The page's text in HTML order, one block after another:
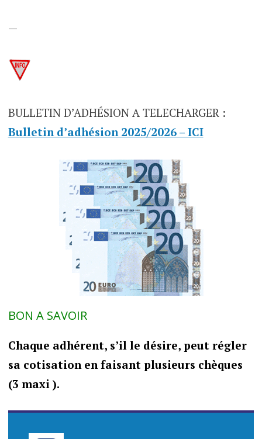
—
BULLETIN D’ADHÉSION A TELECHARGER :
Bulletin d’adhésion 2025/2026 – ICI
BON A SAVOIR
Chaque adhérent, s’il le désire,peut régler
sa cotisation en faisant plusieurs chèques
(3 maxi ).